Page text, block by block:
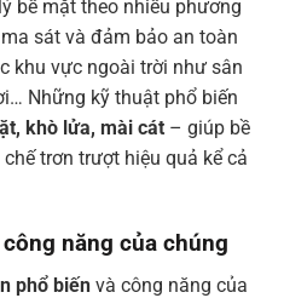
bề mặt theo nhiều phương
sát và đảm bảo an toàn
khu vực ngoài trời như sân
Những kỹ thuật phổ biến
khò lửa, mài cát – giúp bề
trơn trượt hiệu quả kể cả
năng của chúng
phổ biến và công năng của